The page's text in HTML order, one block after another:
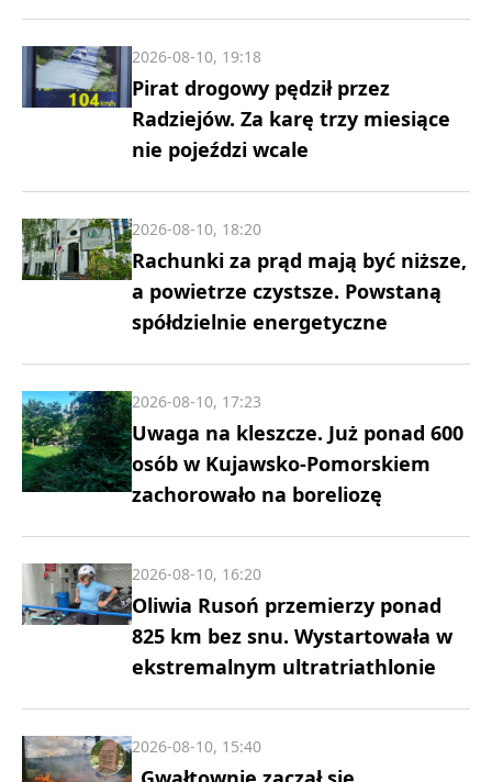
Pirat drogowy pędził przez
Radziejów. Za karę trzy miesiące
nie pojeździ wcale
2026-08-10, 19:18
Rachunki za prąd mają być niższe,
a powietrze czystsze. Powstaną
spółdzielnie energetyczne
2026-08-10, 18:20
Uwaga na kleszcze. Już ponad 600
osób w Kujawsko-Pomorskiem
zachorowało na boreliozę
2026-08-10, 17:23
Oliwia Rusoń przemierzy ponad
825 km bez snu. Wystartowała w
ekstremalnym ultratriathlonie
2026-08-10, 16:20
2026-08-10, 15:40